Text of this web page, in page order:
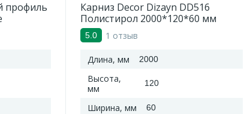
профиль
мм
Карниз Decor Dizayn DD516
Полистирол 2000*120*60 мм
5.0 1 отзыв
Длина, мм 2000
Высота,
мм
120
Ширина, мм 60